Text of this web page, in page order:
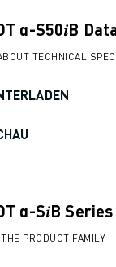
α-S50𝑖B
TECHNICAL
α-S𝑖B
PRODUCT FAMILY